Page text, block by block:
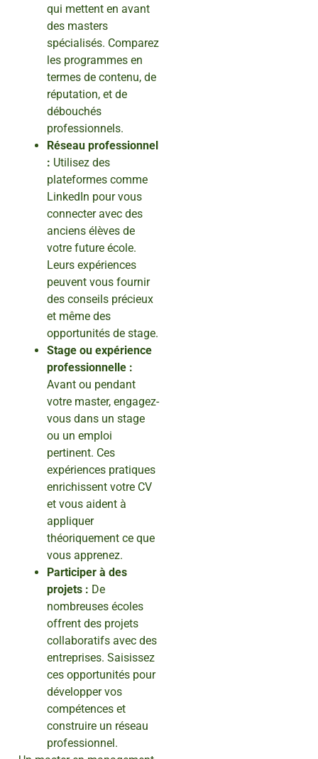
qui mettent en avant
des masters
spécialisés. Comparez
les programmes en
termes de contenu, de
réputation, et de
débouchés
professionnels.
Réseau professionnel
: Utilisez des
plateformes comme
LinkedIn pour vous
connecter avec des
anciens élèves de
votre future école.
Leurs expériences
peuvent vous fournir
des conseils précieux
et même des
opportunités de stage.
Stage ou expérience
professionnelle :
Avant ou pendant
votre master, engagez-
vous dans un stage
ou un emploi
pertinent. Ces
expériences pratiques
enrichissent votre CV
et vous aident à
appliquer
théoriquement ce que
vous apprenez.
Participer à des
projets : De
nombreuses écoles
offrent des projets
collaboratifs avec des
entreprises. Saisissez
ces opportunités pour
développer vos
compétences et
construire un réseau
professionnel.